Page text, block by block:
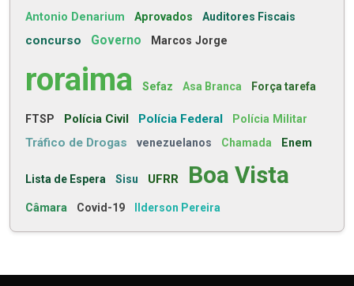
Antonio Denarium Aprovados Auditores Fiscais
concurso Governo Marcos Jorge
roraima Sefaz Asa Branca Força tarefa
FTSP Polícia Civil Polícia Federal Polícia Militar
Tráfico de Drogas venezuelanos Chamada Enem
Lista de Espera Sisu UFRR Boa Vista
Câmara Covid-19 Ilderson Pereira